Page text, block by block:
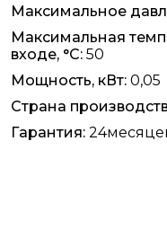
Максимальное
Максимальная
входе, °C: 50
Мощность, кВт: 0,05
Страна
Гарантия: